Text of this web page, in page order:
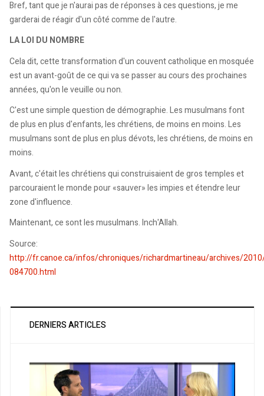
Bref, tant que je n'aurai pas de réponses à ces questions, je me
garderai de réagir d'un côté comme de l'autre.
LA LOI DU NOMBRE
Cela dit, cette transformation d'un couvent catholique en mosquée
est un avant-goût de ce qui va se passer au cours des prochaines
années, qu'on le veuille ou non.
C'est une simple question de démographie. Les musulmans font
de plus en plus d'enfants, les chrétiens, de moins en moins. Les
musulmans sont de plus en plus dévots, les chrétiens, de moins en
moins.
Avant, c'était les chrétiens qui construisaient de gros temples et
parcouraient le monde pour «sauver» les impies et étendre leur
zone d'influence.
Maintenant, ce sont les musulmans. Inch'Allah.
Source:
http://fr.canoe.ca/infos/chroniques/richardmartineau/archives/
084700.html
DERNIERS ARTICLES